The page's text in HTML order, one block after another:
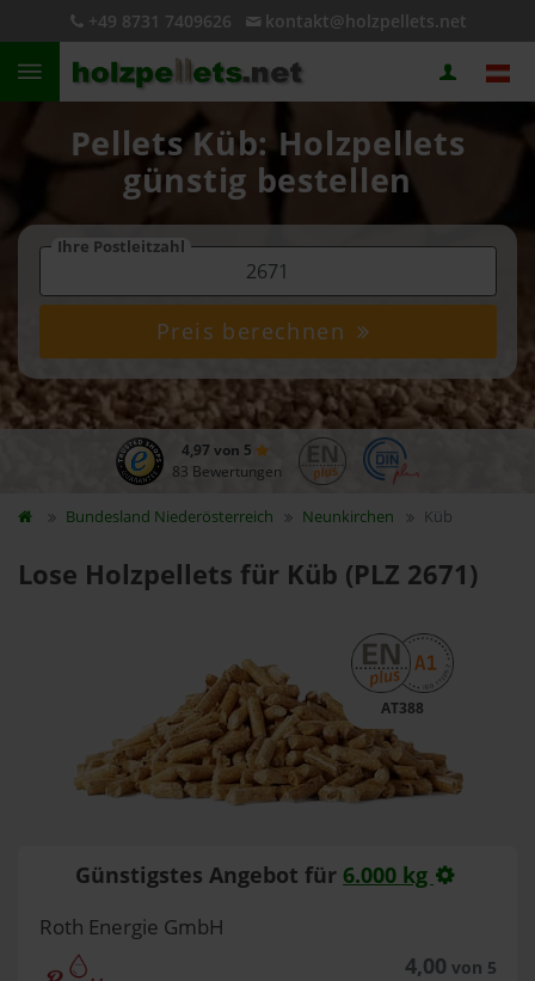
+49 8731 7409626 kontakt@holzpellets.net
Pellets Küb: Holzpellets
günstig bestellen
Ihre Postleitzahl
Preis berechnen
4,97 von 5
83 Bewertungen
Bundesland Niederösterreich Neunkirchen Küb
Lose Holzpellets für Küb (PLZ 2671)
AT388
Günstigstes Angebot für 6.000 kg
Roth Energie GmbH
4,00 von 5